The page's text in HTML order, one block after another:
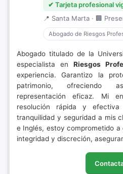
✔ Tarjeta profesional
📍 Santa Marta · 🏢
Abogado de Riesgos
Abogado titulado de la
especialista en Riesgos
experiencia. Garantizo la
patrimonio, ofreciendo
representación eficaz. Mi
resolución rápida y
tranquilidad y seguridad a mis
e Inglés, estoy comprometido
integridad y discreción,